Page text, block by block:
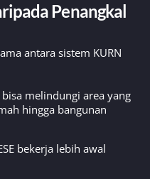
Penangkal
antara sistem KURN
bisa melindungi area yang
hingga bangunan
bekerja lebih awal